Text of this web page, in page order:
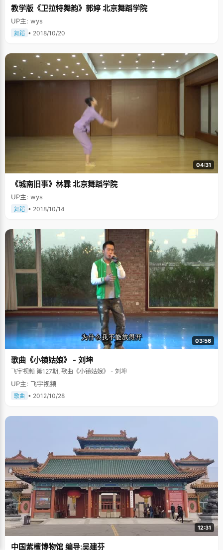
教学版《卫拉特舞韵》郭婷 北京舞蹈学院
UP主: wys
舞蹈 • 2018/10/20
04:31
《城南旧事》林霖 北京舞蹈学院
UP主: wys
舞蹈 • 2018/10/14
03:56
歌曲《小镇姑娘》 - 刘坤
飞宇视频 第127期, 歌曲《小镇姑娘》 - 刘坤
UP主: 飞宇视频
歌曲 • 2012/10/28
12:31
中国紫檀博物馆 编导:吴建芬